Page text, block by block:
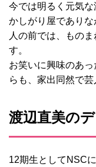
今では明るく元気
かしがり屋であり
人の前では、もの
す。
お笑いに興味のあ
らも、家出同然で芸
渡辺直美の
12期生としてNSC